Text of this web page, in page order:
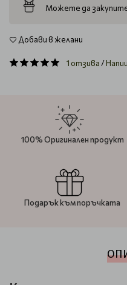
Можете да
Добави в желани
1 отзива/
100% Оригинален продукт
Подарък към поръчката